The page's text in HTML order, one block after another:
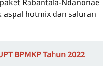
Rabantala-Ndanonae
aspal hotmix dan saluran
BPMKP Tahun 2022